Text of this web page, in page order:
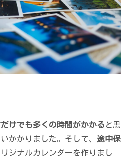
けでも多くの時間がかかる と思
かかりました。そして、 途中保
ジナルカレンダーを作りまし